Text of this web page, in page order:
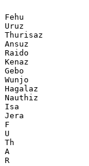
Fehu
Uruz
Thurisaz
Ansuz
Raido
Kenaz
Gebo
Wunjo
Hagalaz
Nauthiz
Isa
Jera
F
U
Th
A
R